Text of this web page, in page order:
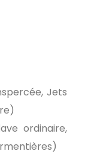
Jets
ordinaire,